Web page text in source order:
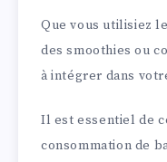
Que vous utilisiez
des smoothies ou
à intégrer dans
Il est essentiel de
consommation de